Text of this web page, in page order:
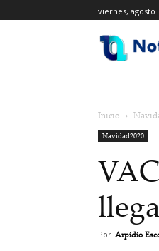
viernes, agosto
Inicio
Navidad2020
Por Arpidio